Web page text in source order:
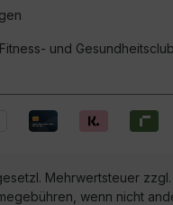
und Gesundheitsclub
Mehrwertsteuer zzgl.
wenn nicht